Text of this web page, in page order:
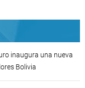
inaugura una nueva
Bolivia